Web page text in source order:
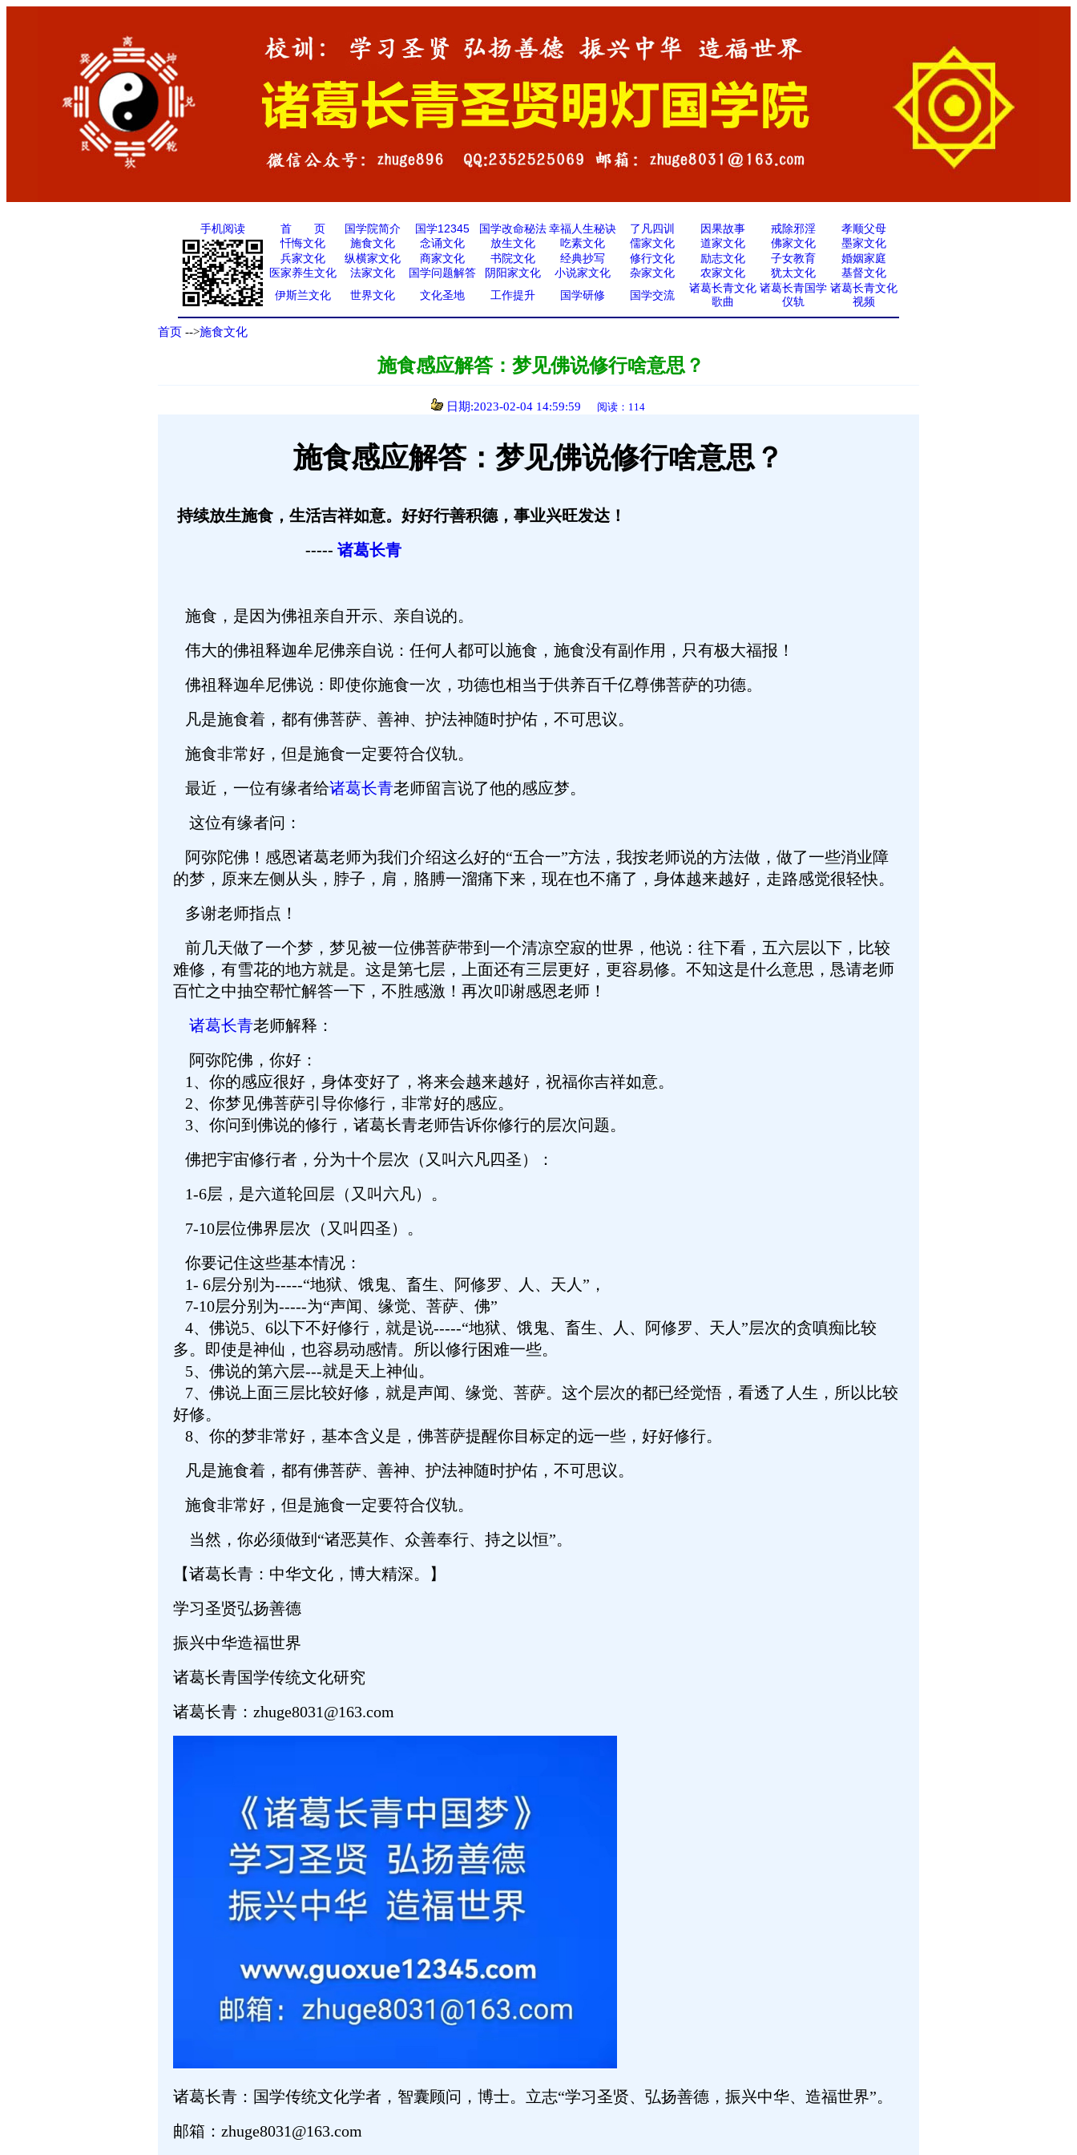
手机阅读 首 页 国学院简介 国学12345 国学改命秘法 幸福人生秘诀 了凡四训 因果故事 戒除邪淫
孝顺父母
忏悔文化
施食文化 念诵文化 放生文化 吃素文化 儒家文化 道家文化 佛家文化
墨家文化
兵家文化
纵横家文化 商家文化 书院文化 经典抄写 修行文化 励志文化 子女教育
婚姻家庭
医家养生文化
法家文化 国学问题解答 阴阳家文化 小说家文化 杂家文化 农家文化 犹太文化
基督文化
伊斯兰文化
世界文化 文化圣地 工作提升 国学研修 国学交流
诸葛长青文化
歌曲
诸葛长青国学
仪轨
诸葛长青文化
视频
首页 -->施食文化
施食感应解答：梦见佛说修行啥意思？
日期:2023-02-04 14:59:59 阅读：114
施食感应解答：梦见佛说修行啥意思？
持续放生施食，生活吉祥如意。好好行善积德，事业兴旺发达！
----- 诸葛长青
施食，是因为佛祖亲自开示、亲自说的。
伟大的佛祖释迦牟尼佛亲自说：任何人都可以施食，施食没有副作用，只有极大福报！
佛祖释迦牟尼佛说：即使你施食一次，功德也相当于供养百千亿尊佛菩萨的功德。
凡是施食着，都有佛菩萨、善神、护法神随时护佑，不可思议。
施食非常好，但是施食一定要符合仪轨。
最近，一位有缘者给诸葛长青老师留言说了他的感应梦。
这位有缘者问：
阿弥陀佛！感恩诸葛老师为我们介绍这么好的“五合一”方法，我按老师说的方法做，做了一些消业障
的梦，原来左侧从头，脖子，肩，胳膊一溜痛下来，现在也不痛了，身体越来越好，走路感觉很轻快。
多谢老师指点！
前几天做了一个梦，梦见被一位佛菩萨带到一个清凉空寂的世界，他说：往下看，五六层以下，比较
难修，有雪花的地方就是。这是第七层，上面还有三层更好，更容易修。不知这是什么意思，恳请老师
百忙之中抽空帮忙解答一下，不胜感激！再次叩谢感恩老师！
诸葛长青老师解释：
阿弥陀佛，你好：
1、你的感应很好，身体变好了，将来会越来越好，祝福你吉祥如意。
2、你梦见佛菩萨引导你修行，非常好的感应。
3、你问到佛说的修行，诸葛长青老师告诉你修行的层次问题。
佛把宇宙修行者，分为十个层次（又叫六凡四圣）：
1-6层，是六道轮回层（又叫六凡）。
7-10层位佛界层次（又叫四圣）。
你要记住这些基本情况：
1- 6层分别为-----“地狱、饿鬼、畜生、阿修罗、人、天人”，
7-10层分别为-----为“声闻、缘觉、菩萨、佛”
4、佛说5、6以下不好修行，就是说-----“地狱、饿鬼、畜生、人、阿修罗、天人”层次的贪嗔痴比较
多。即使是神仙，也容易动感情。所以修行困难一些。
5、佛说的第六层---就是天上神仙。
7、佛说上面三层比较好修，就是声闻、缘觉、菩萨。这个层次的都已经觉悟，看透了人生，所以比较
好修。
8、你的梦非常好，基本含义是，佛菩萨提醒你目标定的远一些，好好修行。
凡是施食着，都有佛菩萨、善神、护法神随时护佑，不可思议。
施食非常好，但是施食一定要符合仪轨。
当然，你必须做到“诸恶莫作、众善奉行、持之以恒”。
【诸葛长青：中华文化，博大精深。】
学习圣贤弘扬善德
振兴中华造福世界
诸葛长青国学传统文化研究
诸葛长青：zhuge8031@163.com
诸葛长青：国学传统文化学者，智囊顾问，博士。立志“学习圣贤、弘扬善德，振兴中华、造福世界”。
邮箱：zhuge8031@163.com